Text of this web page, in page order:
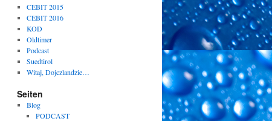
CEBIT 2015
CEBIT 2016
KOD
Oldtimer
Podcast
Suedtirol
Witaj, Dojczlandzie…
Seiten
Blog
PODCAST